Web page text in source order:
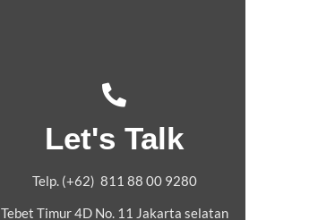
Let's Talk
Telp. (+62) 811 88 00 9280
Tebet Timur 4D No. 11 Jakarta selatan